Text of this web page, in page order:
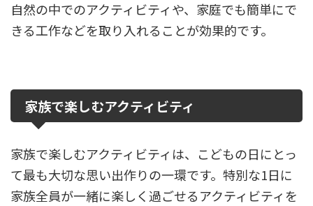
自然の中でのアクティビティや、家庭でも簡単にで
きる工作などを取り入れることが効果的です。
家族で楽しむアクティビティ
家族で楽しむアクティビティは、こどもの日にとっ
て最も大切な思い出作りの一環です。特別な1日に
家族全員が一緒に楽しく過ごせるアクティビティを